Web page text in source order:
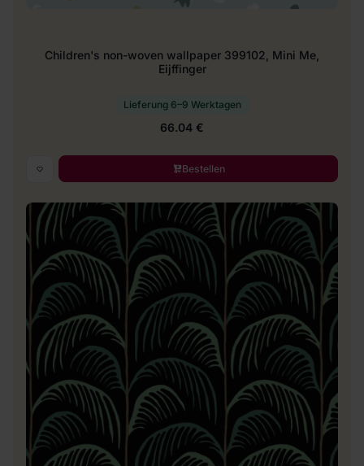
Children's non-woven wallpaper 399102, Mini Me,
Eijffinger
Lieferung 6–9 Werktagen
66.04 €
Bestellen